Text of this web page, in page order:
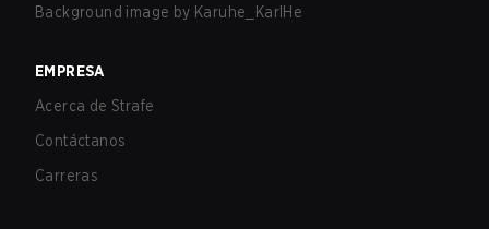
Background image by Karuhe_KarlHe
EMPRESA
Acerca de Strafe
Contáctanos
Carreras